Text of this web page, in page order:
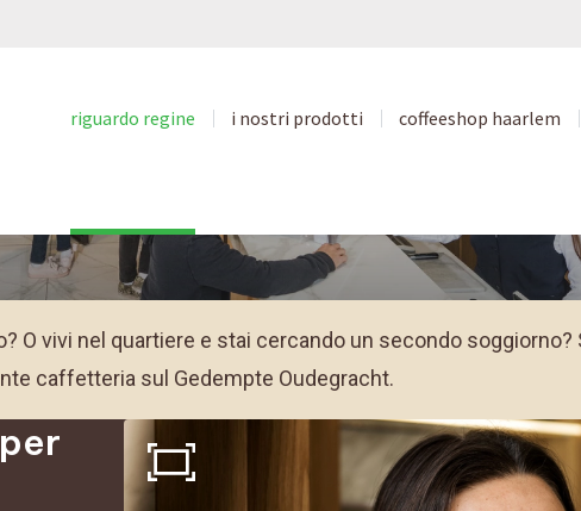
riguardo regine i nostri prodotti coffeeshop haarlem
Coffeeshop
O vivi nel quartiere e stai cercando un secondo
caffetteria sul Gedempte Oudegracht.